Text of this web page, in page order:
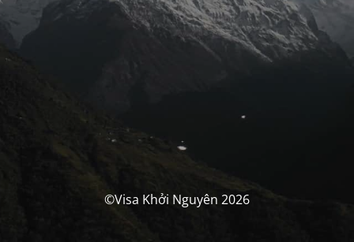
©Visa Khởi Nguyên 2026